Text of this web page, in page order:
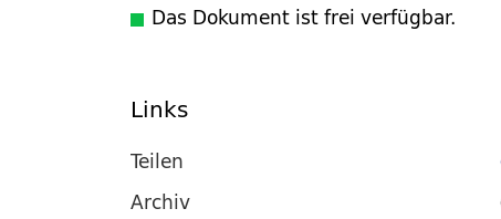
Das Dokument ist frei verfügbar.
Links
Teilen
Archiv